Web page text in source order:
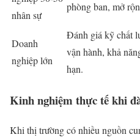
nhân sự
phòng ban, mở
Doanh
nghiệp lớn
Đánh giá kỹ chất
vận hành, khả
hạn.
Kinh nghiệm thực tế khi
Khi thị trường có nhiều nguồn